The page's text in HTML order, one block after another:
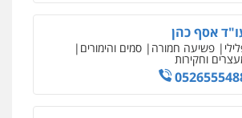
פשיעה חמורה ארגוני פשע עבירות
עבירות מין
יפעת שוורץ סיל
תעבורה